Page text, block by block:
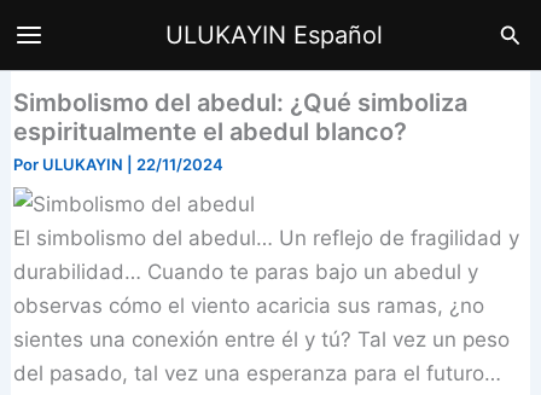
ULUKAYIN Español
Simbolismo del abedul: ¿Qué simboliza
espiritualmente el abedul blanco?
Por ULUKAYIN 22/11/2024
El simbolismo del abedul… Un reflejo de fragilidad y
durabilidad… Cuando te paras bajo un abedul y
observas cómo el viento acaricia sus ramas, ¿no
sientes una conexión entre él y tú? Tal vez un peso
del pasado, tal vez una esperanza para el futuro…